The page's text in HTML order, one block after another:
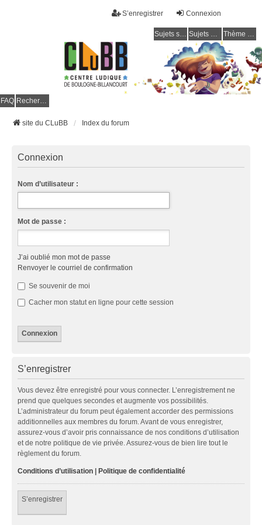
Connexion
S’enregistrer
Sujets sans réponse Sujets actifs Thème clair / foncé
FAQ Rechercher
site du CLuBB Index du forum
Connexion
Nom d’utilisateur :
Mot de passe :
J’ai oublié mon mot de passe
Renvoyer le courriel de confirmation
Se souvenir de moi
Cacher mon statut en ligne pour cette session
S’enregistrer
Vous devez être enregistré pour vous connecter. L’enregistrement ne
prend que quelques secondes et augmente vos possibilités.
L’administrateur du forum peut également accorder des permissions
additionnelles aux membres du forum. Avant de vous enregistrer,
assurez-vous d’avoir pris connaissance de nos conditions d’utilisation
et de notre politique de vie privée. Assurez-vous de bien lire tout le
règlement du forum.
Conditions d’utilisation | Politique de confidentialité
S’enregistrer